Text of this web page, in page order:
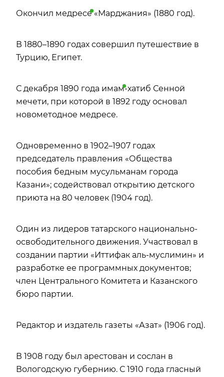
Окончил медресе«Марджания» (1880 год).
В 1880–1890 годах совершил путешествие в
Турцию, Египет.
С декабря 1890 года имам-хатиб Сенной
мечети, при которой в 1892 году основал
новометодное медресе.
Одновременно в 1902–1907 годах
председатель правления «Общества
пособия бедным мусульманам города
Казани»; содействовал открытию детского
приюта на 80 человек (1904 год).
Один из лидеров татарского национально-
освободительного движения. Участвовал в
создании партии «Иттифак аль-муслимин» и
разработке ее программных документов;
член Центрального Комитета и Казанского
бюро партии.
Редактор и издатель газеты «Азат» (1906 год).
В 1908 году был арестован и сослан в
Вологодскую губернию. С 1910 года гласный